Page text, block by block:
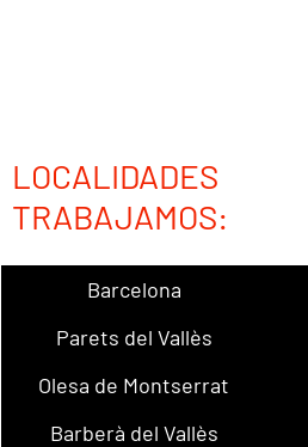
TRABAJAMOS:
Barcelona
Parets del Vallès
Olesa de Montserrat
Barberà del Vallès